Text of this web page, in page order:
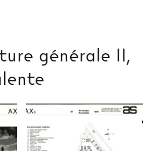
générale II,